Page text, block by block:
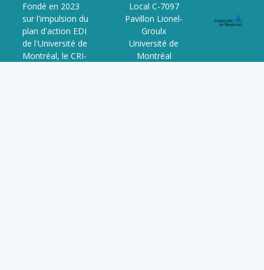
Fondé en 2023
sur l'impulsion du
plan d'action EDI
de l'Université de
Montréal, le CRI-
Local C-7097
Pavillon Lionel-
Groulx
Université de
Montréal